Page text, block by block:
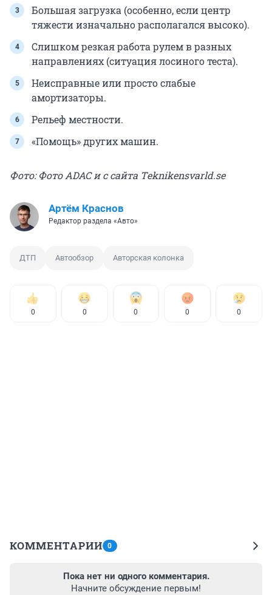
Большая загрузка (особенно, если центр
тяжести изначально располагался высоко).
Слишком резкая работа рулем в разных
направлениях (ситуация лосиного теста).
Неисправные или просто слабые
амортизаторы.
Рельеф местности.
«Помощь» других машин.
Фото: Фото ADAC и с сайта Тeknikensvarld.se
Артём Краснов
Редактор раздела «Авто»
ДТП Автообзор Авторская колонка
0 0 0 0 0
КОММЕНТАРИИ 0
Пока нет ни одного комментария.
Начните обсуждение первым!